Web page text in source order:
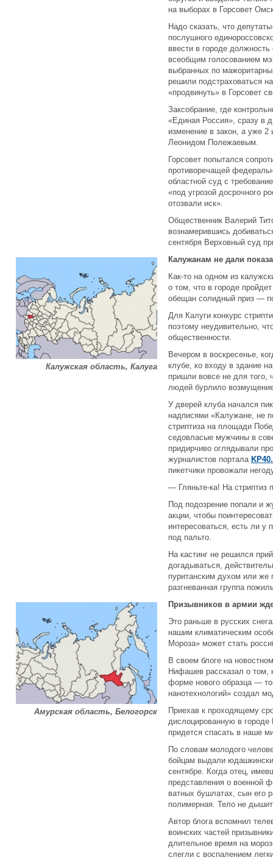
на выборах в Горсовет
Надо сказать, что
послушного
ввести в городе
всеобщим голосованием
выбранных по
решили подстраховаться
«продвинуть» в Горсовет
Заксобрание, где
«Единая Россия», сразу в
изменение в закон, а уже
Леонидом Полежаевым.
Горсовет попытался
противоречащей
областной суд с
«под угрозой досрочного
отозвали иск».
Общественник Валерий
вознамерившись
сентября Верховный суд
Калужская область, Калуга
Калужанам не дали
Как-то на одном из
о том, что в городе
обещан солидный приз —
Для Калуги конкурс
поэтому неудивительно,
общественности.
Вечером в воскресенье,
клубе, ко входу в здание
пришли вовсе не для того,
людей бурлило
У дверей клуба начался
надписями «Калужане, не
стриптиза на площади
седовласые мужчины в
придирчиво оглядывали
журналистов портала
пикетчики провожали
— Гляньте-ка! На стриптиз
Под подозрение попали и
акции, чтобы
интересоваться, есть ли у
под пальто.
На кастинг не решился
догадываться,
пуританским духом или же
разгневанная группа
Амурская область, Белогорск
Призывников в армии
Это раньше в русских
нашим климатическим
Мороза» может стать
В своем блоге на
Нифашев рассказал о том,
форме нового образца —
нанотехнологий» создал
Приехав к проходящему
дислоцированную в
придется спасать в наше
По словам молодого
бойцам выдали
сентябре. Когда отец,
представления о военной
ватных бушлатах, сын его
полимерная. Тело не
Автор блога вспомнил
воинских частей
длительное время на
слегли с воспалением